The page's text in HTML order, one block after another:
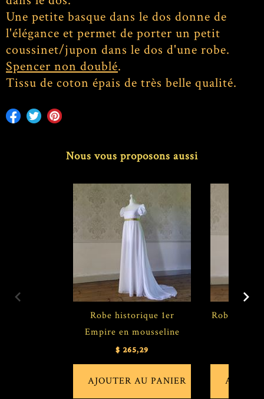
Une petite basque dans le dos donne de
l'élégance et permet de porter un petit
coussinet/jupon dans le dos d'une robe.
Spencer non doublé.
Tissu de coton épais de très belle qualité.
Nous vous proposons aussi
Robe historique 1er
Empire en mousseline
$ 265,29
Robe 1er